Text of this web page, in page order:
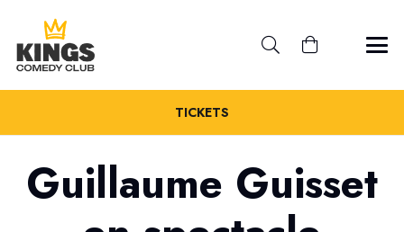
TICKETS
Guillaume Guisset